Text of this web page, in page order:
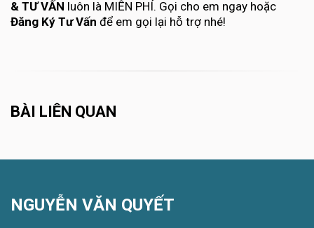
& TƯ VẤN luôn là MIỄN PHÍ. Gọi cho em ngay hoặc
Đăng Ký Tư Vấn để em gọi lại hỗ trợ nhé!
BÀI LIÊN QUAN
NGUYỄN VĂN QUYẾT